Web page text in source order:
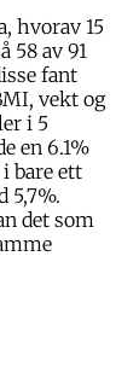
hvorav 15
58 av 91
fant
vekt og
i 5
en 6.1%
bare ett
5,7%.
det som